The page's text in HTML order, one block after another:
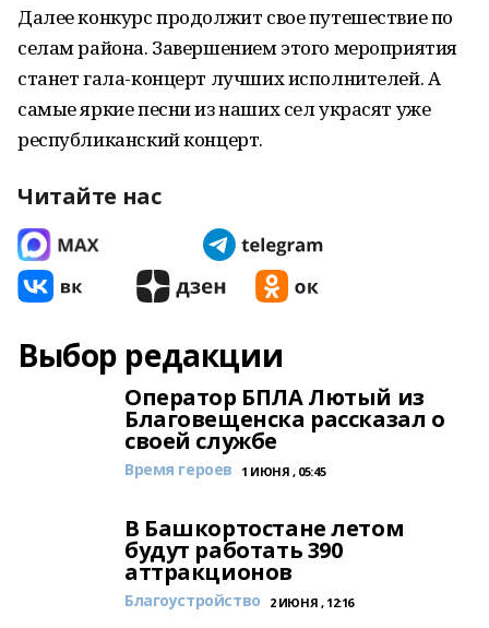
Далее конкурс продолжит свое путешествие по
селам района. Завершением этого мероприятия
станет гала-концерт лучших исполнителей. А
самые яркие песни из наших сел украсят уже
республиканский концерт.
Читайте нас
Выбор редакции
Оператор БПЛА Лютый из
Благовещенска рассказал о
своей службе
Время героев 1 ИЮНЯ , 05:45
В Башкортостане летом
будут работать 390
аттракционов
Благоустройство 2 ИЮНЯ , 12:16